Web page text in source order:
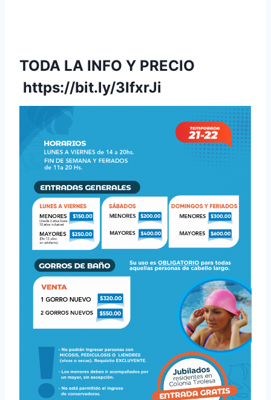
TODA LA INFO Y PRECIO
https://bit.ly/3IfxrJi